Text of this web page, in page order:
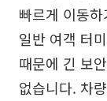
빠르게 이동
일반 여객 터
때문에 긴 보
없습니다. 차